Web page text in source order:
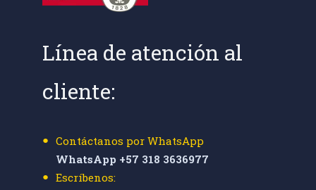
Línea de atención al
cliente:
Contáctanos por WhatsApp
WhatsApp +57 318 3636977
Escríbenos: